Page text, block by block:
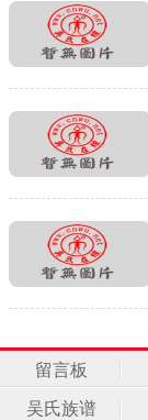
留言板
吴氏族谱